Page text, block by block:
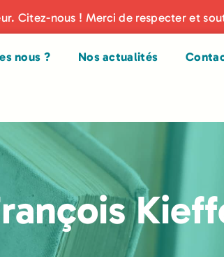
Citez-nous ! Merci de respecter et
nous ? Nos actualités